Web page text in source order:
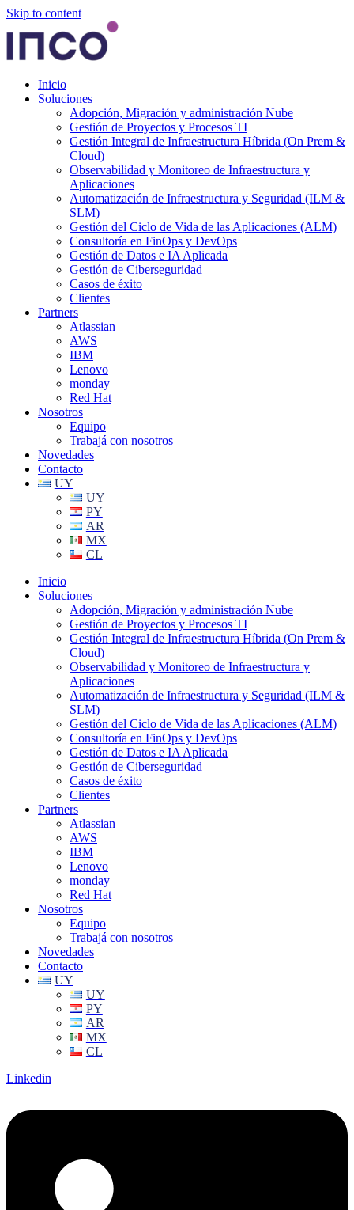
Skip to content
Inicio
Soluciones
Adopción, Migración y administración Nube
Gestión de Proyectos y Procesos TI
Gestión Integral de Infraestructura Híbrida (On Prem &
Cloud)
Observabilidad y Monitoreo de Infraestructura y
Aplicaciones
Automatización de Infraestructura y Seguridad (ILM &
SLM)
Gestión del Ciclo de Vida de las Aplicaciones (ALM)
Consultoría en FinOps y DevOps
Gestión de Datos e IA Aplicada
Gestión de Ciberseguridad
Casos de éxito
Clientes
Partners
Atlassian
AWS
IBM
Lenovo
monday
Red Hat
Nosotros
Equipo
Trabajá con nosotros
Novedades
Contacto
UY
UY
PY
AR
MX
CL
Inicio
Soluciones
Adopción, Migración y administración Nube
Gestión de Proyectos y Procesos TI
Gestión Integral de Infraestructura Híbrida (On Prem &
Cloud)
Observabilidad y Monitoreo de Infraestructura y
Aplicaciones
Automatización de Infraestructura y Seguridad (ILM &
SLM)
Gestión del Ciclo de Vida de las Aplicaciones (ALM)
Consultoría en FinOps y DevOps
Gestión de Datos e IA Aplicada
Gestión de Ciberseguridad
Casos de éxito
Clientes
Partners
Atlassian
AWS
IBM
Lenovo
monday
Red Hat
Nosotros
Equipo
Trabajá con nosotros
Novedades
Contacto
UY
UY
PY
AR
MX
CL
Linkedin